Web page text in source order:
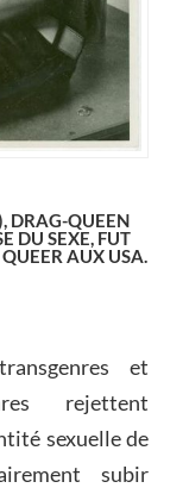
DRAG-QUEEN
DU SEXE, FUT
AUX USA.
et
rejettent
sexuelle de
subir